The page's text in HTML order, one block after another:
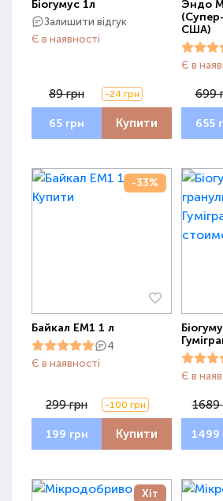
Біогумус 1л
Залишити відгук
Є в наявності
89 грн -24 грн
65 грн Купити
Эндо
США)
Є в
699
655
-33%
Байкал ЕМ1 1 л
4
Є в наявності
299 грн -100 грн
199 грн Купити
Є в
1689
1499
Хіт